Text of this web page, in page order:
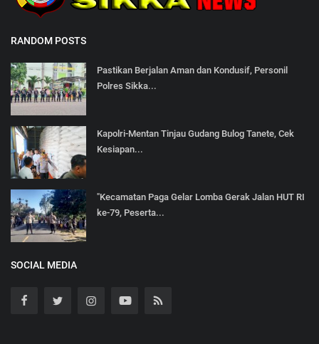
RANDOM POSTS
Pastikan Berjalan Aman dan Kondusif, Personil
Polres Sikka...
Kapolri-Mentan Tinjau Gudang Bulog Tanete, Cek
Kesiapan...
"Kecamatan Paga Gelar Lomba Gerak Jalan HUT RI
ke-79, Peserta...
SOCIAL MEDIA